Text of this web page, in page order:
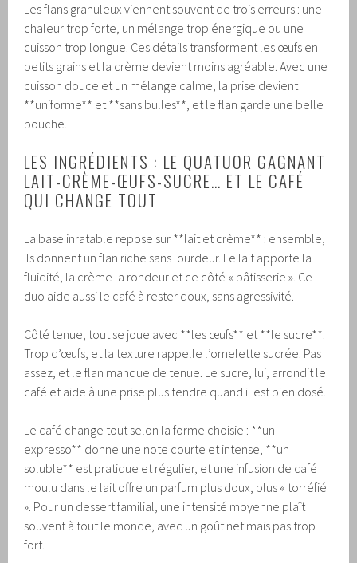
Les flans granuleux viennent souvent de trois erreurs : une
chaleur trop forte, un mélange trop énergique ou une
cuisson trop longue. Ces détails transforment les œufs en
petits grains et la crème devient moins agréable. Avec une
cuisson douce et un mélange calme, la prise devient
**uniforme** et **sans bulles**, et le flan garde une belle
bouche.
LES INGRÉDIENTS : LE QUATUOR GAGNANT
LAIT-CRÈME-ŒUFS-SUCRE… ET LE CAFÉ
QUI CHANGE TOUT
La base inratable repose sur **lait et crème** : ensemble,
ils donnent un flan riche sans lourdeur. Le lait apporte la
fluidité, la crème la rondeur et ce côté « pâtisserie ». Ce
duo aide aussi le café à rester doux, sans agressivité.
Côté tenue, tout se joue avec **les œufs** et **le sucre**.
Trop d’œufs, et la texture rappelle l’omelette sucrée. Pas
assez, et le flan manque de tenue. Le sucre, lui, arrondit le
café et aide à une prise plus tendre quand il est bien dosé.
Le café change tout selon la forme choisie : **un
expresso** donne une note courte et intense, **un
soluble** est pratique et régulier, et une infusion de café
moulu dans le lait offre un parfum plus doux, plus « torréfié
». Pour un dessert familial, une intensité moyenne plaît
souvent à tout le monde, avec un goût net mais pas trop
fort.